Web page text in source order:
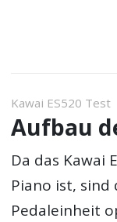
Kawai ES520 Test
Aufbau
Da das Kawai
Piano ist,
Pedaleinheit